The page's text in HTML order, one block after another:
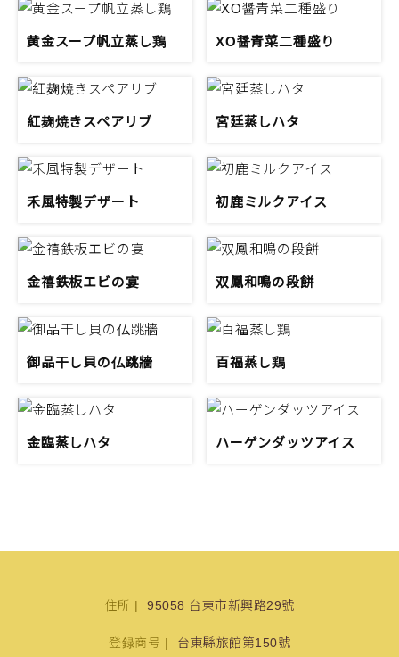
黄金スープ帆立蒸し鶏 XO醤青菜二種盛り
紅麹焼きスペアリブ 宮廷蒸しハタ
禾風特製デザート 初鹿ミルクアイス
金禧鉄板エビの宴 双鳳和鳴の段餅
御品干し貝の仏跳牆 百福蒸し鶏
金臨蒸しハタ ハーゲンダッツアイス
住所 95058 台東市新興路29號
登録商号 台東縣旅館第150號